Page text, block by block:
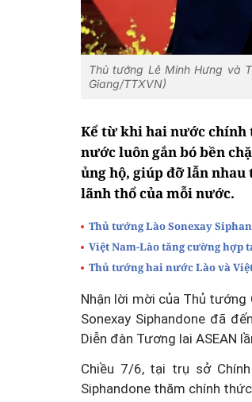
Thủ tướng Lê Minh Hưng và
Giang/TTXVN)
Kể từ khi hai nước chính
nước luôn gắn bó bền
ủng hộ, giúp đỡ lẫn
lãnh thổ của mỗi nước.
Thủ tướng Lào Sonexay
Việt Nam-Lào tăng cường hợp
Thủ tướng hai nước Lào và
Nhận lời mời của Thủ tướng
Sonexay Siphandone đã
Diễn đàn Tương lai ASEAN
Chiều 7/6, tại trụ sở
Siphandone thăm chính